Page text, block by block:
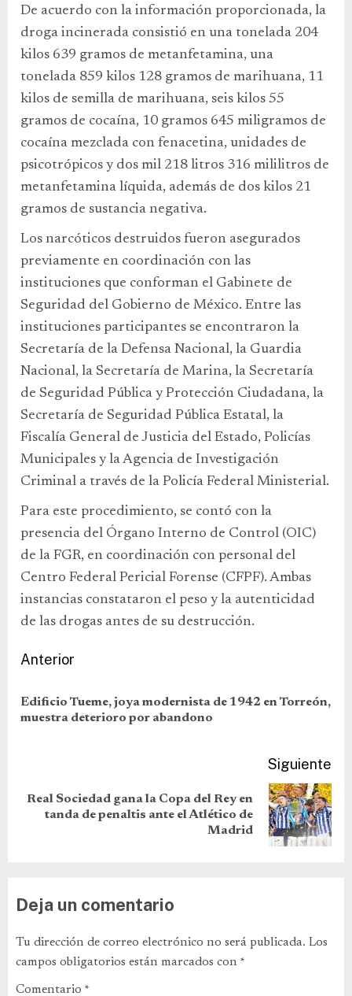
De acuerdo con la información proporcionada, la
droga incinerada consistió en una tonelada 204
kilos 639 gramos de metanfetamina, una
tonelada 859 kilos 128 gramos de marihuana, 11
kilos de semilla de marihuana, seis kilos 55
gramos de cocaína, 10 gramos 645 miligramos de
cocaína mezclada con fenacetina, unidades de
psicotrópicos y dos mil 218 litros 316 mililitros de
metanfetamina líquida, además de dos kilos 21
gramos de sustancia negativa.
Los narcóticos destruidos fueron asegurados
previamente en coordinación con las
instituciones que conforman el Gabinete de
Seguridad del Gobierno de México. Entre las
instituciones participantes se encontraron la
Secretaría de la Defensa Nacional, la Guardia
Nacional, la Secretaría de Marina, la Secretaría
de Seguridad Pública y Protección Ciudadana, la
Secretaría de Seguridad Pública Estatal, la
Fiscalía General de Justicia del Estado, Policías
Municipales y la Agencia de Investigación
Criminal a través de la Policía Federal Ministerial.
Para este procedimiento, se contó con la
presencia del Órgano Interno de Control (OIC)
de la FGR, en coordinación con personal del
Centro Federal Pericial Forense (CFPF). Ambas
instancias constataron el peso y la autenticidad
de las drogas antes de su destrucción.
Anterior
Edificio Tueme, joya modernista de 1942 en Torreón,
muestra deterioro por abandono
Siguiente
Real Sociedad gana la Copa del Rey en
tanda de penaltis ante el Atlético de
Madrid
Deja un comentario
Tu dirección de correo electrónico no será publicada. Los
campos obligatorios están marcados con *
Comentario *